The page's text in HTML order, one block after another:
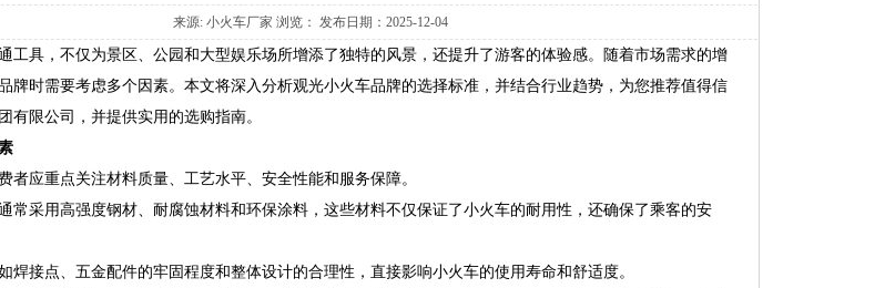
来源:小火车厂家 浏览： 发布日期：2025-12-04
工具，不仅为景区、公园和大型娱乐场所增添了独特的风景，还提升了游客的体验感。随着市场需求的增
牌时需要考虑多个因素。本文将深入分析观光小火车品牌的选择标准，并结合行业趋势，为您推荐值得信
限公司，并提供实用的选购指南。
者应重点关注材料质量、工艺水平、安全性能和服务保障。
常采用高强度钢材、耐腐蚀材料和环保涂料，这些材料不仅保证了小火车的耐用性，还确保了乘客的安
焊接点、五金配件的牢固程度和整体设计的合理性，直接影响小火车的使用寿命和舒适度。